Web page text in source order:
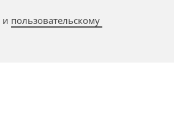
и пользовательскому